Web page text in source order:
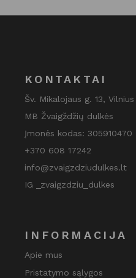
KONTAKTAI
Šv. Mikalojaus g. 13, Vilnius
MB Žvaigždžių dulkės
Įmonės kodas: 305910470
+370 608 17242
info@zvaigzdziudulkes.lt
IG _zvaigzdziu_dulkes
INFORMACIJA
Apie mus
Pristatymo sąlygos